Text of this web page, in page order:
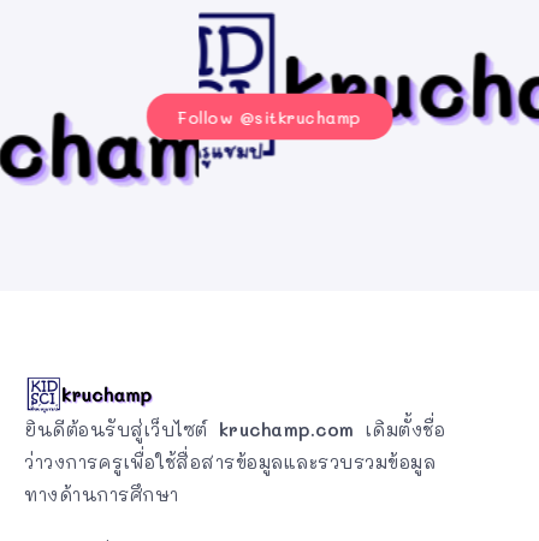
Follow @sitkruchamp
ยินดีต้อนรับสู่เว็บไซต์ kruchamp.com เดิมตั้งชื่อ
ว่าวงการครูเพื่อใช้สื่อสารข้อมูลและรวบรวมข้อมูล
ทางด้านการศึกษา